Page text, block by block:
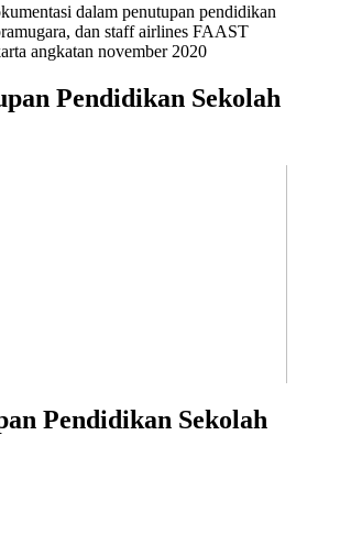
dalam penutupan pendidikan
dan staff airlines FAAST
angkatan november 2020
Pendidikan Sekolah
Pendidikan Sekolah